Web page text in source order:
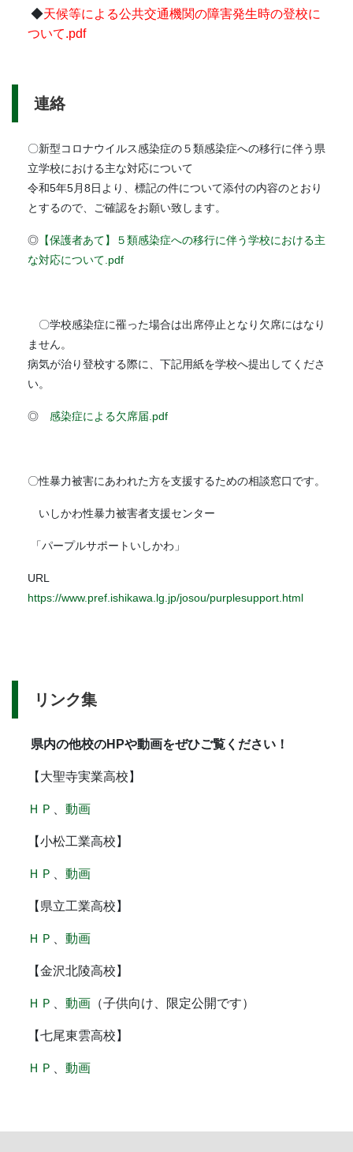
◆天候等による公共交通機関の障害発生時の登校に
ついて.pdf
連絡
〇新型コロナウイルス感染症の５類感染症への移行に伴う県
立学校における主な対応について
令和5年5月8日より、標記の件について添付の内容のとおり
とするので、ご確認をお願い致します。
◎ 【保護者あて】５類感染症への移行に伴う学校における主
な対応について.pdf
〇学校感染症に罹った場合は出席停止となり欠席にはなり
ません。
病気が治り登校する際に、下記用紙を学校へ提出してくださ
い。
◎ 感染症による欠席届.pdf
〇性暴力被害にあわれた方を支援するための相談窓口です。
いしかわ性暴力被害者支援センター
「パープルサポートいしかわ」
URL
https://www.pref.ishikawa.lg.jp/josou/purplesupport.html
リンク集
県内の他校のHPや動画をぜひご覧ください！
【大聖寺実業高校】
ＨＰ 動画
【小松工業高校】
ＨＰ 動画
【県立工業高校】
ＨＰ 動画
【金沢北陵高校】
ＨＰ 動画 （子供向け、限定公開です）
【七尾東雲高校】
ＨＰ 動画